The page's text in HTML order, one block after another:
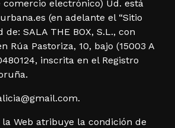
electrónico) Ud. está
(en adelante el “Sitio
SALA THE BOX, S.L., con
Rúa Pastoriza, 10, bajo (15003 A
inscrita en el Registro
Web atribuye la condición de